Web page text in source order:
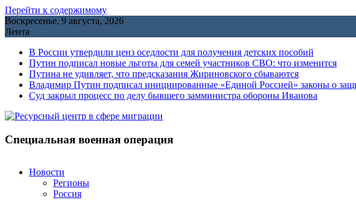
Перейти к содержимому
Воскресенье, 9 августа, 2026
Лента
В России утвердили ценз оседлости для получения детских пособий
Путин подписал новые льготы для семей участников СВО: что изменится
Путина не удивляет, что предсказания Жириновского сбываются
Владимир Путин подписал инициированные «Единой Россией» законы о
Cуд закрыл процесс по делу бывшего замминистра обороны Иванова
Специальная военная операция
Новости
Регионы
Россия